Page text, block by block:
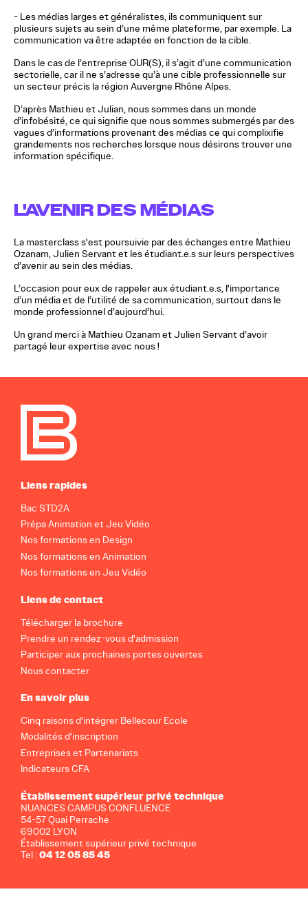
- Les médias larges et généralistes, ils communiquent sur
plusieurs sujets au sein d’une même plateforme, par exemple. La
communication va être adaptée en fonction de la cible.
Dans le cas de l’entreprise OUR(S), il s’agit d’une communication
sectorielle, car il ne s’adresse qu’à une cible professionnelle sur
un secteur précis la région Auvergne Rhône Alpes.
D’après Mathieu et Julian, nous sommes dans un monde
d’infobésité, ce qui signifie que nous sommes submergés par des
vagues d’informations provenant des médias ce qui complixifie
grandements nos recherches lorsque nous désirons trouver une
information spécifique.
L'AVENIR DES MÉDIAS
La masterclass s'est poursuivie par des échanges entre Mathieu
Ozanam, Julien Servant et les étudiant.e.s sur leurs perspectives
d’avenir au sein des médias.
L’occasion pour eux de rappeler aux étudiant.e.s, l'importance
d’un média et de l’utilité de sa communication, surtout dans le
monde professionnel d’aujourd’hui.
Un grand merci à Mathieu Ozanam et Julien Servant d’avoir
partagé leur expertise avec nous !
Liens rapides
Bac STD2A
Prépa Animation et Jeu Vidéo
Nos formations en Design
Nos formations en Animation
Nos formations en Jeu Vidéo
Liens de contact
Télécharger la brochure
Prendre un rendez-vous d'admission
Participer aux prochaines portes ouvertes
Nous contacter
En savoir plus
Cinq raisons d'intégrer Bellecour Ecole
Modalités d'inscription
Entreprises et Partenariats
Indicateurs CFA
Établissement supérieur privé technique
NUANCES CAMPUS CONFLUENCE
54-57 Quai Perrache
69002 LYON
Établissement supérieur privé technique
Tel :04 12 05 85 45